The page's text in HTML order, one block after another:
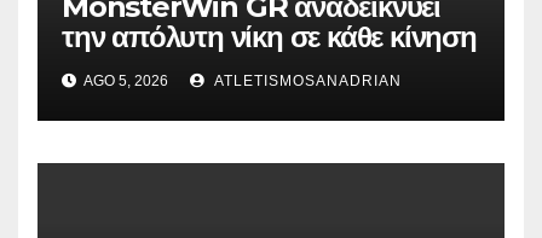
την απόλυτη νίκη σε κάθε κίνηση
AGO 5, 2026 ATLETISMOSANADRIAN